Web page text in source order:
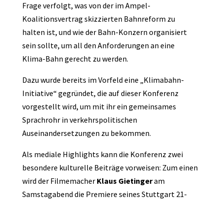
Frage verfolgt, was von der im Ampel-
Koalitionsvertrag skizzierten Bahnreform zu
halten ist, und wie der Bahn-Konzern organisiert
sein sollte, um all den Anforderungen an eine
Klima-Bahn gerecht zu werden.
Dazu wurde bereits im Vorfeld eine „Klimabahn-
Initiative“ gegründet, die auf dieser Konferenz
vorgestellt wird, um mit ihr ein gemeinsames
Sprachrohr in verkehrspolitischen
Auseinandersetzungen zu bekommen.
Als mediale Highlights kann die Konferenz zwei
besondere kulturelle Beiträge vorweisen: Zum einen
wird der Filmemacher Klaus Gietingeram
Samstagabend die Premiere seines Stuttgart 21-